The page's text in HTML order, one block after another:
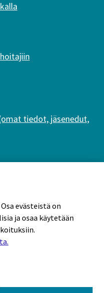
tiedot, jäsenedut,
evästeistä on
ja osaa käytetään